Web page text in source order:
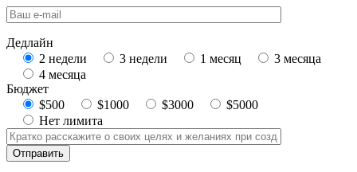
Дедлайн
2 недели
3 недели 1 месяц
3 месяца
4 месяца
Бюджет
$500
$1000 $3000
$5000
Нет лимита